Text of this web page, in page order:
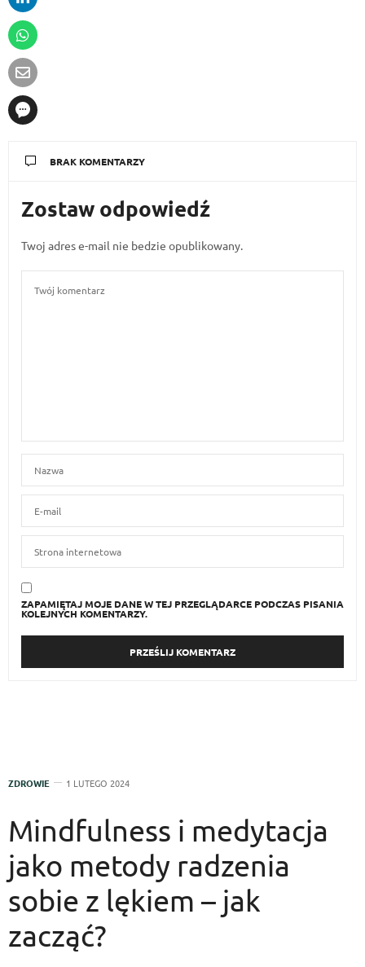
BRAK KOMENTARZY
Zostaw odpowiedź
Twoj adres e-mail nie bedzie opublikowany.
ZAPAMIĘTAJ MOJE DANE W TEJ PRZEGLĄDARCE PODCZAS PISANIA
KOLEJNYCH KOMENTARZY.
ZDROWIE 1 LUTEGO 2024
Mindfulness i medytacja
jako metody radzenia
sobie z lękiem – jak
zacząć?